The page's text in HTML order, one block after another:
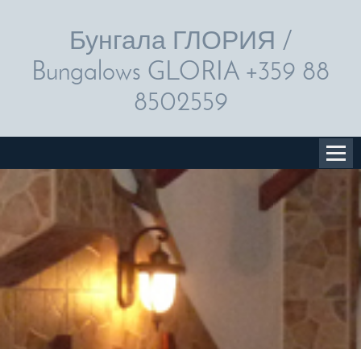
Бунгала ГЛОРИЯ /
Bungalows GLORIA +359 88
8502559